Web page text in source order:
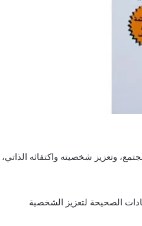
وتعزيز شخصيته واكتفائه الذاتي،
الصحيحة لتعزيز الشخصية